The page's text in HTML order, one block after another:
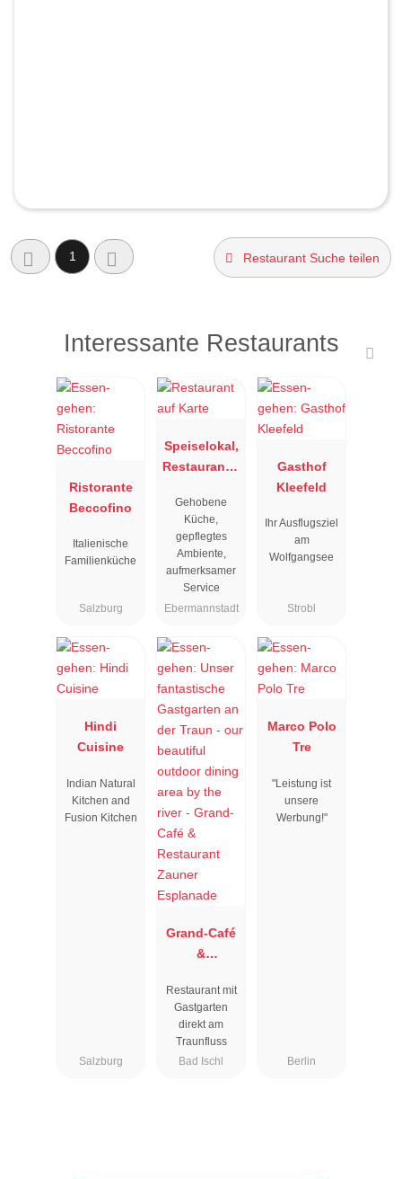
1 Restaurant Suche teilen
Interessante Restaurants
Ristorante
Beccofino
Italienische
Familienküche
Salzburg
Speiselokal,
Restaurant "
"
Gehobene
Küche,
gepflegtes
Ambiente,
aufmerksamer
Service
Ebermannstadt
Gasthof
Kleefeld
Ihr Ausflugsziel
am
Wolfgangsee
Strobl
Hindi
Cuisine
Indian Natural
Kitchen and
Fusion Kitchen
Salzburg
Grand-Café
&
Zauner
Esplanade
Restaurant mit
Gastgarten
direkt am
Traunfluss
Bad Ischl
Marco Polo
Tre
"Leistung ist
unsere
Werbung!"
Berlin